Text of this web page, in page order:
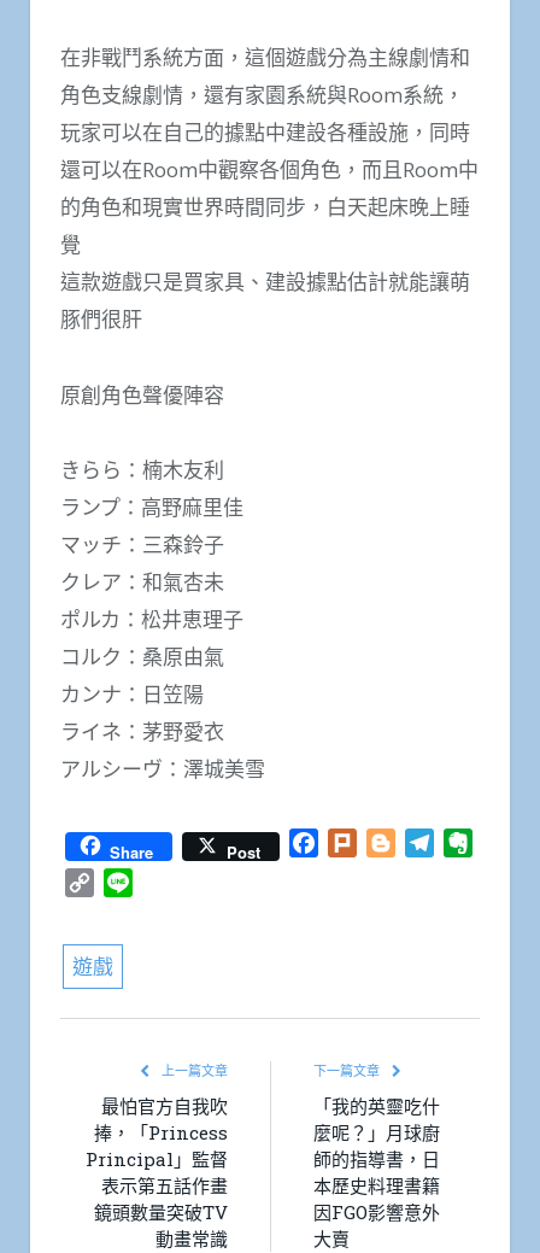
在非戰鬥系統方面，這個遊戲分為主線劇情和
角色支線劇情，還有家園系統與Room系統，
玩家可以在自己的據點中建設各種設施，同時
還可以在Room中觀察各個角色，而且Room中
的角色和現實世界時間同步，白天起床晚上睡
覺
這款遊戲只是買家具、建設據點估計就能讓萌
豚們很肝
原創角色聲優陣容
きらら：楠木友利
ランプ：高野麻里佳
マッチ：三森鈴子
クレア：和氣杏未
ポルカ：松井恵理子
コルク：桑原由氣
カンナ：日笠陽
ライネ：茅野愛衣
アルシーヴ：澤城美雪
Share Post Facebook
Plurk BloggerTelegram
Copy
遊戲
上一篇文章
最怕官方自我吹
捧，「Princess
Principal」監督
表示第五話作畫
鏡頭數量突破TV
動畫常識
下一篇文章
「我的英靈吃什
麼呢？」月球廚
師的指導書，日
本歷史料理書籍
因FGO影響意外
大賣